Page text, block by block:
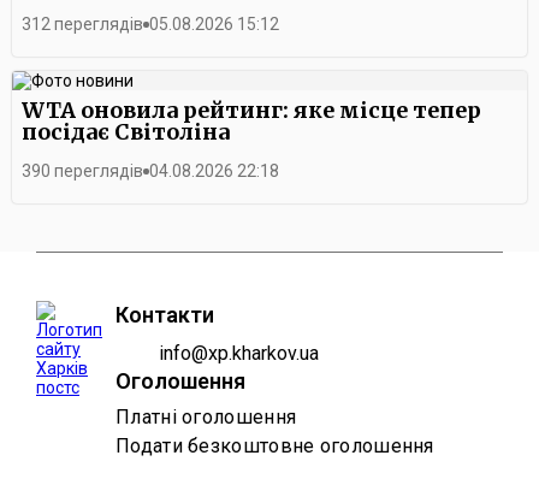
312 переглядів 05.08.2026 15:12
WTA оновила рейтинг: яке місце тепер
посідає Світоліна
390 переглядів 04.08.2026 22:18
Контакти
info@xp.kharkov.ua
Оголошення
Платні оголошення
Подати безкоштовне оголошення